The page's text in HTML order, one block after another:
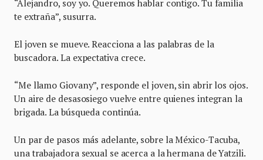
“Alejandro, soy yo. Queremos hablar contigo. Tu familia
te extraña”, susurra.
El joven se mueve. Reacciona a las palabras de la
buscadora. La expectativa crece.
“Me llamo Giovany”, responde el joven, sin abrir los ojos.
Un aire de desasosiego vuelve entre quienes integran la
brigada. La búsqueda continúa.
Un par de pasos más adelante, sobre la México-Tacuba,
una trabajadora sexual se acerca a la hermana de Yatzili.